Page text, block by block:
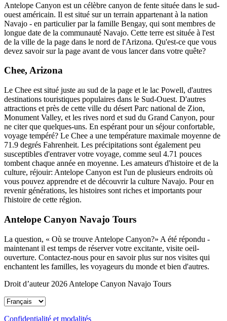
Antelope Canyon est un célèbre canyon de fente située dans le sud-
ouest américain. Il est situé sur un terrain appartenant à la nation
Navajo - en particulier par la famille Bengay, qui sont membres de
longue date de la communauté Navajo. Cette terre est située à l'est
de la ville de la page dans le nord de l'Arizona. Qu'est-ce que vous
devez savoir sur la page avant de vous lancer dans votre quête?
Chee, Arizona
Le Chee est situé juste au sud de la page et le lac Powell, d'autres
destinations touristiques populaires dans le Sud-Ouest. D'autres
attractions et près de cette ville du désert Parc national de Zion,
Monument Valley, et les rives nord et sud du Grand Canyon, pour
ne citer que quelques-uns. En espérant pour un séjour confortable,
voyage tempéré? Le Chee a une température maximale moyenne de
71.9 degrés Fahrenheit. Les précipitations sont également peu
susceptibles d'entraver votre voyage, comme seul 4.71 pouces
tombent chaque année en moyenne. Les amateurs d'histoire et de la
culture, réjouir: Antelope Canyon est l'un de plusieurs endroits où
vous pouvez apprendre et de découvrir la culture Navajo. Pour en
revenir générations, les histoires sont riches et importants pour
l'histoire de cette région.
Antelope Canyon Navajo Tours
La question, « Où se trouve Antelope Canyon?» A été répondu -
maintenant il est temps de réserver votre excitante, visite oeil-
ouverture. Contactez-nous pour en savoir plus sur nos visites qui
enchantent les familles, les voyageurs du monde et bien d'autres.
Droit d’auteur 2026 Antelope Canyon Navajo Tours
Confidentialité et modalités